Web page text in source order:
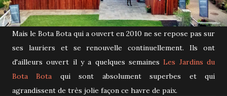
Mais le Bota Bota qui a ouvert en 2010 ne se repose pas sur
ses lauriers et se renouvelle continuellement. Ils ont
d'ailleurs ouvert il y a quelques semainesLes Jardins du
Bota Bota qui sont absolument superbes et qui
agrandissent de très jolie façon ce havre de paix.